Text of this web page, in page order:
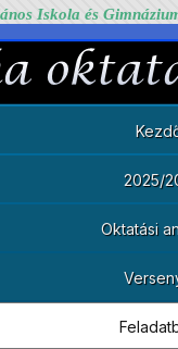
Iskola és
2025/
Oktatási